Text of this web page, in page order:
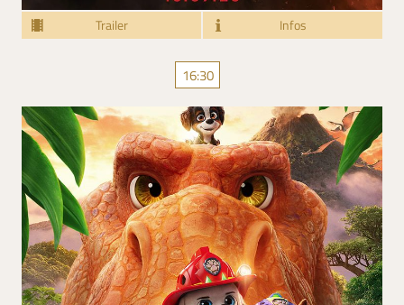
Trailer Infos
16:30